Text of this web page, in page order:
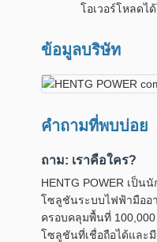
โอเวอร์โหลดไ
ข้อมูลบริษัท
คำถามที่พบบ่อย
ถาม: เราคือใคร?
HENTG POWER เป็น
โซลูชันระบบไฟฟ้ามืออ
ครอบคลุมพื้นที่
โซลูชันที่เชื่อถือได้และ